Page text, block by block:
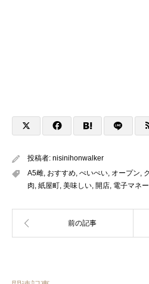
投稿者: nisinihonwalker
A5雌, おすすめ, ぺいぺい, オープン,
肉, 紙屋町, 美味しい, 開店, 電子マネー